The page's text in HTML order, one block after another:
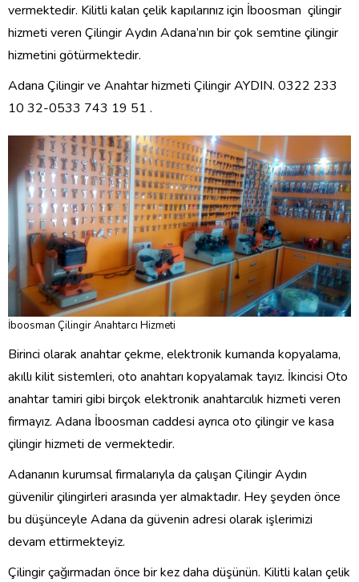
vermektedir. Kilitli kalan çelik kapılarınız için İboosman çilingir
hizmeti veren Çilingir Aydın Adana’nın bir çok semtine çilingir
hizmetini götürmektedir.
Adana Çilingir ve Anahtar hizmeti Çilingir AYDIN. 0322 233
10 32-0533 743 19 51 .
İboosman Çilingir Anahtarcı Hizmeti
Birinci olarak anahtar çekme, elektronik kumanda kopyalama,
akıllı kilit sistemleri, oto anahtarı kopyalamak tayız. İkincisi Oto
anahtar tamiri gibi birçok elektronik anahtarcılık hizmeti veren
firmayız. Adana İboosman caddesi ayrıca oto çilingir ve kasa
çilingir hizmeti de vermektedir.
Adananın kurumsal firmalarıyla da çalışan Çilingir Aydın
güvenilir çilingirleri arasında yer almaktadır. Hey şeyden önce
bu düşünceyle Adana da güvenin adresi olarak işlerimizi
devam ettirmekteyiz.
Çilingir çağırmadan önce bir kez daha düşünün. Kilitli kalan çelik